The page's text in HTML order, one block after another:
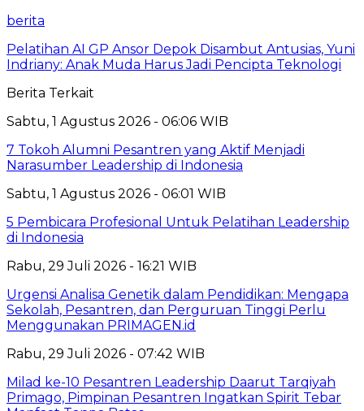
berita
Pelatihan AI GP Ansor Depok Disambut Antusias, Yuni
Indriany: Anak Muda Harus Jadi Pencipta Teknologi
Berita Terkait
Sabtu, 1 Agustus 2026 - 06:06 WIB
7 Tokoh Alumni Pesantren yang Aktif Menjadi
Narasumber Leadership di Indonesia
Sabtu, 1 Agustus 2026 - 06:01 WIB
5 Pembicara Profesional Untuk Pelatihan Leadership
di Indonesia
Rabu, 29 Juli 2026 - 16:21 WIB
Urgensi Analisa Genetik dalam Pendidikan: Mengapa
Sekolah, Pesantren, dan Perguruan Tinggi Perlu
Menggunakan PRIMAGEN.id
Rabu, 29 Juli 2026 - 07:42 WIB
Milad ke-10 Pesantren Leadership Daarut Tarqiyah
Primago, Pimpinan Pesantren Ingatkan Spirit Tebar